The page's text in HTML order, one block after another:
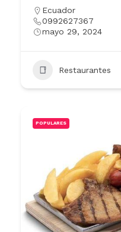
Ecuador
0992627367
mayo 29, 2024
Restaurantes
POPULARES